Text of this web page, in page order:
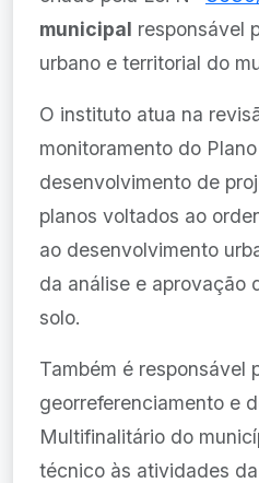
municipal responsável
urbano e territorial do
O instituto atua na
monitoramento do
desenvolvimento de
planos voltados ao
ao desenvolvimento
da análise e aprovação
solo.
Também é responsável
georreferenciamento e
Multifinalitário do
técnico às atividades